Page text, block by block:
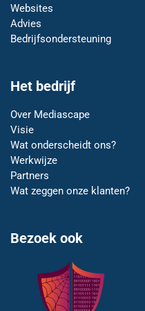
Websites
Advies
Bedrijfsondersteuning
Het bedrijf
Over Mediascape
Visie
Wat onderscheidt ons?
Werkwijze
Partners
Wat zeggen onze klanten?
Bezoek ook